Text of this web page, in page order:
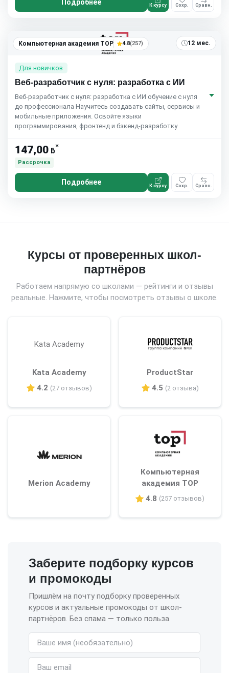
Подробнее К курсу Сохр. Сравн.
5.0(7)
Компьютерная академия TOP 4.8(257) 12 мес.
Для новичков
Веб-разработчик с нуля: разработка с ИИ
Веб-разработчик с нуля: разработка с ИИ обучение с нуля
до профессионала Научитесь создавать сайты, сервисы и
мобильные приложения. Освойте языки
программирования, фронтенд и бэкенд-разработку
147,00 ƃ*
Рассрочка
Подробнее К курсу Сохр. Сравн.
Курсы от проверенных школ-
партнёров
Работаем напрямую со школами — рейтинги и отзывы
реальные. Нажмите, чтобы посмотреть отзывы о школе.
Kata Academy
Kata Academy
4.2 (27 отзывов)
ProductStar
4.5 (2 отзыва)
Merion Academy
Компьютерная
академия TOP
4.8 (257 отзывов)
Заберите подборку курсов
и промокоды
Пришлём на почту подборку проверенных
курсов и актуальные промокоды от школ-
партнёров. Без спама — только польза.
Имя (необязательно)
Email